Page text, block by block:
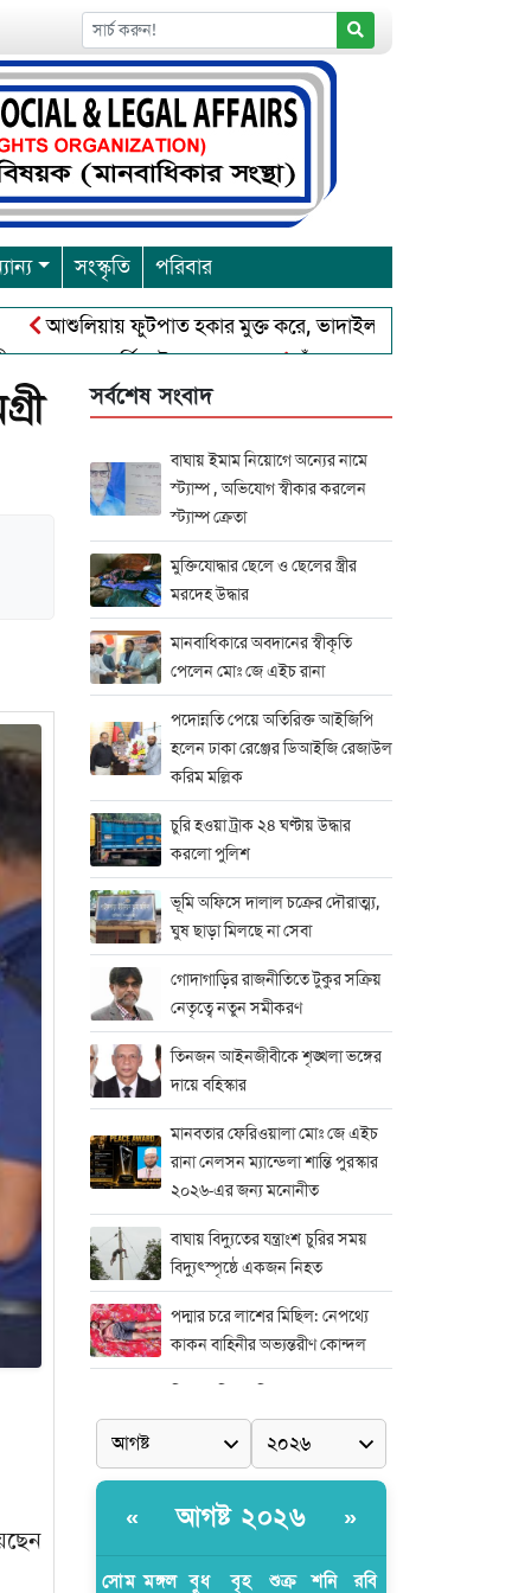
সংস্কৃতি পরিবার
ফুটপাত হকার মুক্ত করে, ভাদাইল প্রাইমারি ফ্রেন্ডস ক্লাব এর
পূর্নিমা উৎসব শুরু চাঁদপুরে বাংলাদেশ আহলে সুন্নাত
সর্বশেষ সংবাদ
বাঘায় ইমাম নিয়োগে অন্যের নামে
স্ট্যাম্প , অভিযোগ স্বীকার করলেন
স্ট্যাম্প ক্রেতা
মুক্তিযোদ্ধার ছেলে ও ছেলের স্ত্রীর
মরদেহ উদ্ধার
মানবাধিকারে অবদানের স্বীকৃতি
পেলেন মোঃ জে এইচ রানা
পদোন্নতি পেয়ে অতিরিক্ত আইজিপি
হলেন ঢাকা রেঞ্জের ডিআইজি রেজাউল
করিম মল্লিক
চুরি হওয়া ট্রাক ২৪ ঘণ্টায় উদ্ধার
করলো পুলিশ
ভূমি অফিসে দালাল চক্রের দৌরাত্ম্য,
ঘুষ ছাড়া মিলছে না সেবা
গোদাগাড়ির রাজনীতিতে টুকুর সক্রিয়
নেতৃত্বে নতুন সমীকরণ
তিনজন আইনজীবীকে শৃঙ্খলা ভঙ্গের
দায়ে বহিস্কার
মানবতার ফেরিওয়ালা মোঃ জে এইচ
রানা নেলসন ম্যান্ডেলা শান্তি পুরস্কার
২০২৬-এর জন্য মনোনীত
বাঘায় বিদ্যুতের যন্ত্রাংশ চুরির সময়
বিদ্যুৎস্পৃষ্ঠে একজন নিহত
পদ্মার চরে লাশের মিছিল: নেপথ্যে
কাকন বাহিনীর অভ্যন্তরীণ কোন্দল
জড়িতদের দ্রুত দৃষ্টান্তমূলক শাস্তির
দাবিতে সাভারে এক বিশাল মানববন্ধন
মিডিয়া এন্ড এন্ট্রাপ্রেনিয়র অ্যাওয়ার্ড–
২০২৬
র‍্যাবের বিশেষ অভিযান: বিদেশি
« আগষ্ট ২০২৬ »
সোম মঙ্গল বুধ বৃহ শুক্র শনি রবি